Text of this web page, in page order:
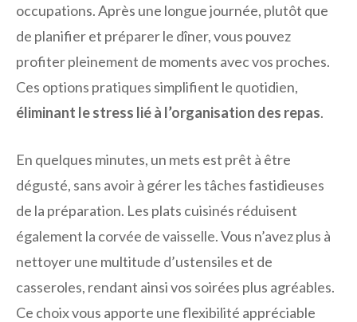
occupations. Après une longue journée, plutôt que
de planifier et préparer le dîner, vous pouvez
profiter pleinement de moments avec vos proches.
Ces options pratiques simplifient le quotidien,
éliminant le stress lié à l’organisation des repas.
En quelques minutes, un mets est prêt à être
dégusté, sans avoir à gérer les tâches fastidieuses
de la préparation. Les plats cuisinés réduisent
également la corvée de vaisselle. Vous n’avez plus à
nettoyer une multitude d’ustensiles et de
casseroles, rendant ainsi vos soirées plus agréables.
Ce choix vous apporte une flexibilité appréciable